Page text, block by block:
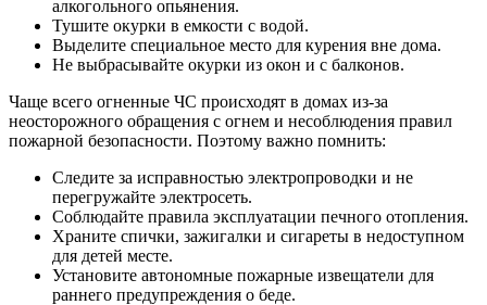
алкогольного опьянения.
Тушите окурки в емкости с водой.
Выделите специальное место для курения вне дома.
Не выбрасывайте окурки из окон и с балконов.
Чаще всего огненные ЧС происходят в домах из-за
неосторожного обращения с огнем и несоблюдения правил
пожарной безопасности. Поэтому важно помнить:
Следите за исправностью электропроводки и не
перегружайте электросеть.
Соблюдайте правила эксплуатации печного отопления.
Храните спички, зажигалки и сигареты в недоступном
для детей месте.
Установите автономные пожарные извещатели для
раннего предупреждения о беде.